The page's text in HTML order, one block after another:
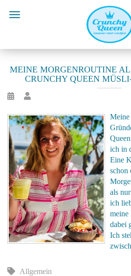
MEINE MORGENROUTINE
CRUNCHY QUEEN
Meine
ich in
Eine
schon
als
ich
meine
dabei
Ich
Allgemein